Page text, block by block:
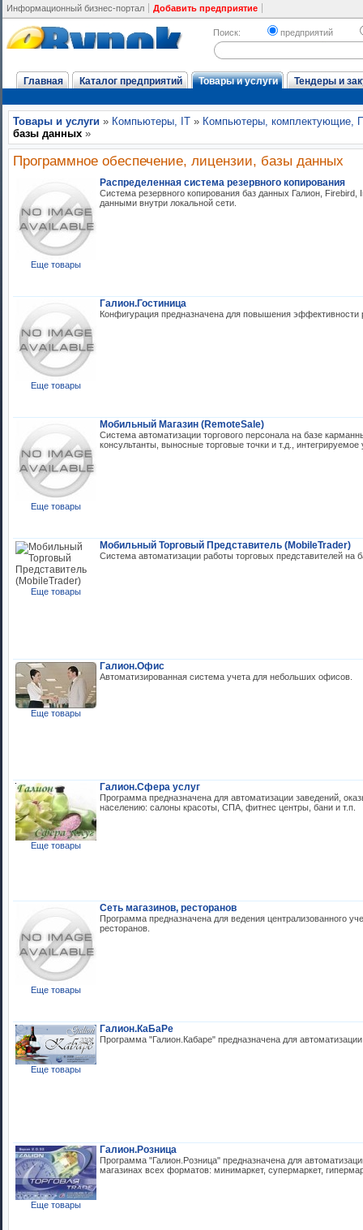
Информационный бизнес-портал Добавить предприятие
Поиск: предприятий
Главная Каталог предприятий Товары и услуги Тендеры и
Товары и услуги » Компьютеры, IT » Компьютеры, комплектующие,
базы данных »
Программное обеспечение, лицензии, базы данных
Еще товары
Распределенная система резервного копирования
Система резервного копирования баз данных Галион, Firebird,
данными внутри локальной сети.
Еще товары
Галион.Гостиница
Конфигурация предназначена для повышения эффективности
Еще товары
Мобильный Магазин (RemoteSale)
Система автоматизации торгового персонала на базе
консультанты, выносные торговые точки и т.д., интегрируемое
Еще товары
Мобильный Торговый Представитель (MobileTrader)
Система автоматизации работы торговых представителей на
Еще товары
Галион.Офис
Автоматизированная система учета для небольших офисов.
Еще товары
Галион.Сфера услуг
Программа предназначена для автоматизации заведений,
населению: салоны красоты, СПА, фитнес центры, бани и т.п.
Еще товары
Сеть магазинов, ресторанов
Программа предназначена для ведения централизованного
ресторанов.
Еще товары
Галион.КаБаРе
Программа "Галион.Кабаре" предназначена для
Еще товары
Галион.Розница
Программа "Галион.Розница" предназначена для
магазинах всех форматов: минимаркет, супермаркет,